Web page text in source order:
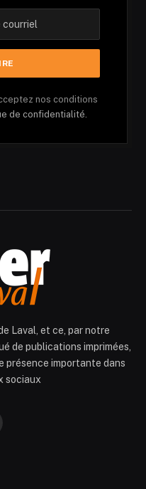
nos conditions
de confidentialité.
Laval, et ce, par notre
de publications imprimées,
présence importante dans
sociaux